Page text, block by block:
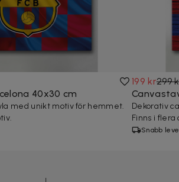
40x30 cm
med unikt motiv för hemmet.
199 kr299
Dekorativ
Finns i flera
Snabb